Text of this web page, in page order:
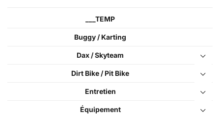
___TEMP
Buggy / Karting
Dax / Skyteam
Dirt Bike / Pit Bike
Entretien
Équipement